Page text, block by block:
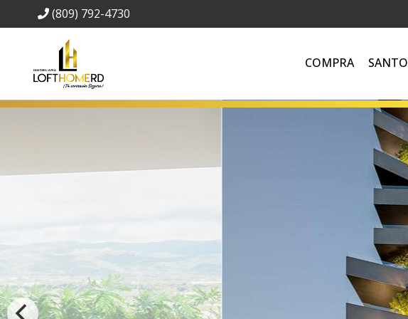
(809) 792-4730
COMPRA